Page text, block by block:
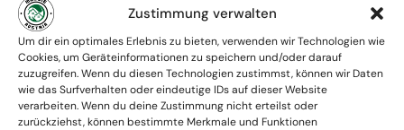
Zustimmung verwalten
Um dir ein optimales Erlebnis zu bieten, verwenden wir Technologien wie
Cookies, um Geräteinformationen zu speichern und/oder darauf
zuzugreifen. Wenn du diesen Technologien zustimmst, können wir Daten
wie das Surfverhalten oder eindeutige IDs auf dieser Website
verarbeiten. Wenn du deine Zustimmung nicht erteilst oder
zurückziehst, können bestimmte Merkmale und Funktionen
Absolute Diskretion & keine
Zusammenarbeit mit Ämtern ohne
Einverständnis